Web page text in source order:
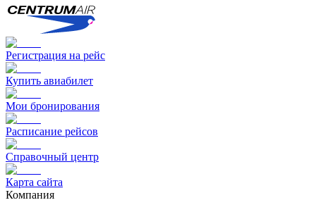
Регистрация на рейс
Купить авиабилет
Мои бронирования
Расписание рейсов
Справочный центр
Карта сайта
Компания